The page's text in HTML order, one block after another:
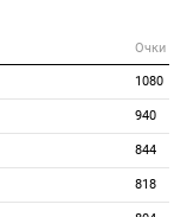
3 3
2 2
1 1
Очки
1080
940
844
818